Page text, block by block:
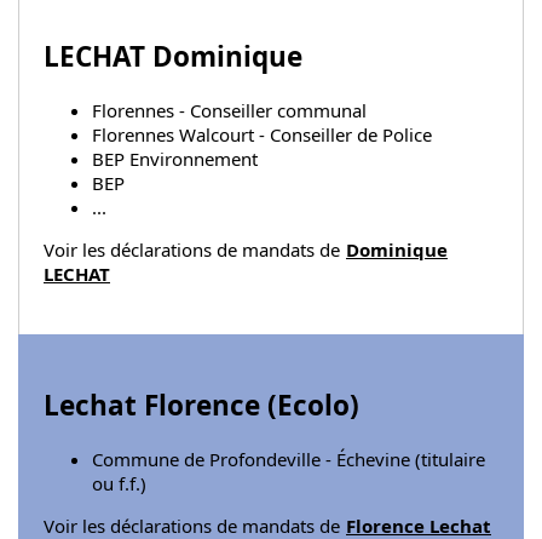
LECHAT Dominique
Florennes - Conseiller communal
Florennes Walcourt - Conseiller de Police
BEP Environnement
BEP
...
Voir les déclarations de mandats de Dominique
LECHAT
Lechat Florence (Ecolo)
Commune de Profondeville - Échevine (titulaire
ou f.f.)
Voir les déclarations de mandats de Florence Lechat